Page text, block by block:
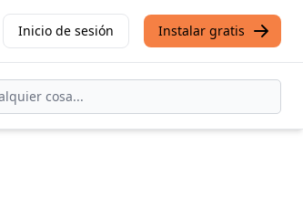
Inicio de sesión Instalar gratis